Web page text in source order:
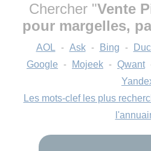
Chercher "Vente
pour margelles,
AOL - Ask - Bing -
Google - Mojeek - Qwant
Les mots-clef les plus